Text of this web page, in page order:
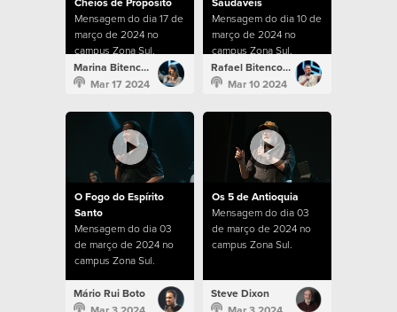
Mensagem do dia 17 de
março de 2024 no
campus Zona Sul.
Marina Bitencourt
Mar 17 2024
Mensagem do dia 10 de
março de 2024 no
campus Zona Sul.
Rafael Bitencourt
Mar 10 2024
O Fogo do Espírito
Santo
Mensagem do dia 03
de março de 2024 no
campus Zona Sul.
Mário Rui Boto
Os 5 de Antioquia
Mensagem do dia 03
de março de 2024 no
campus Zona Sul.
Steve Dixon